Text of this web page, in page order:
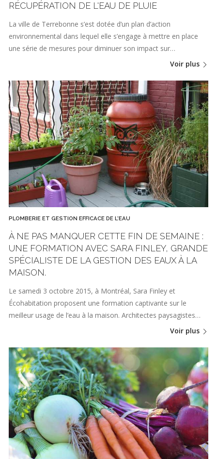
RÉCUPÉRATION DE L'EAU DE PLUIE
La ville de Terrebonne s’est dotée d’un plan d’action
environnemental dans lequel elle s’engage à mettre en place
une série de mesures pour diminuer son impact sur…
Voir plus
PLOMBERIE ET GESTION EFFICACE DE L'EAU
À NE PAS MANQUER CETTE FIN DE SEMAINE :
UNE FORMATION AVEC SARA FINLEY, GRANDE
SPÉCIALISTE DE LA GESTION DES EAUX À LA
MAISON.
Le samedi 3 octobre 2015, à Montréal, Sara Finley et
Écohabitation proposent une formation captivante sur le
meilleur usage de l’eau à la maison. Architectes paysagistes…
Voir plus